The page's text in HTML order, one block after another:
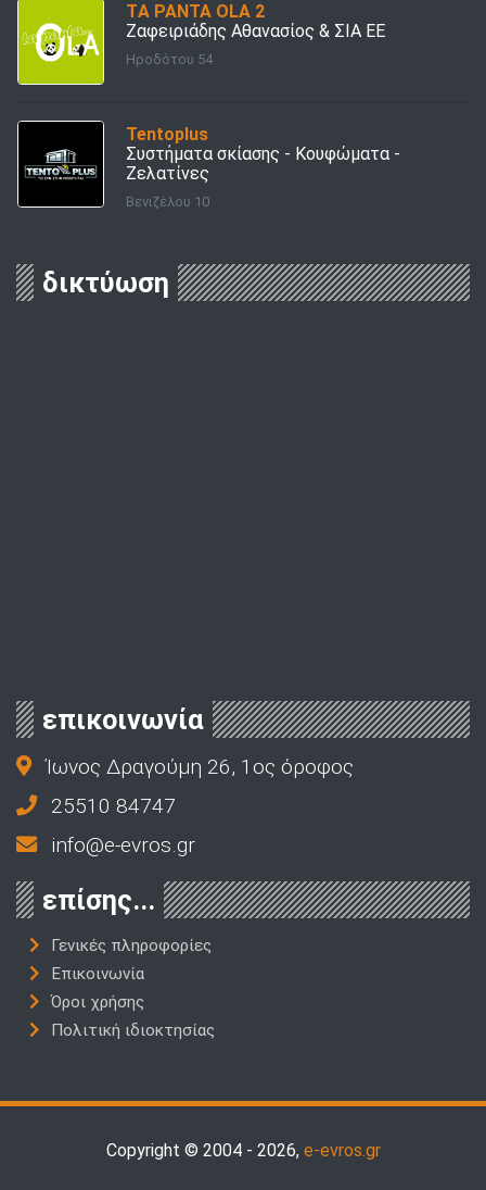
TΑ PANTA OLA 2
Ζαφειριάδης Αθανασίος & ΣΙΑ ΕΕ
Ηροδότου 54
Tentoplus
Συστήματα σκίασης - Κουφώματα -
Ζελατίνες
Βενιζέλου 10
δικτύωση
επικοινωνία
Ίωνος Δραγούμη 26, 1ος όροφος
25510 84747
info@e-evros.gr
επίσης...
Γενικές πληροφορίες
Επικοινωνία
Όροι χρήσης
Πολιτική ιδιοκτησίας
Copyright © 2004 - 2026, e-evros.gr